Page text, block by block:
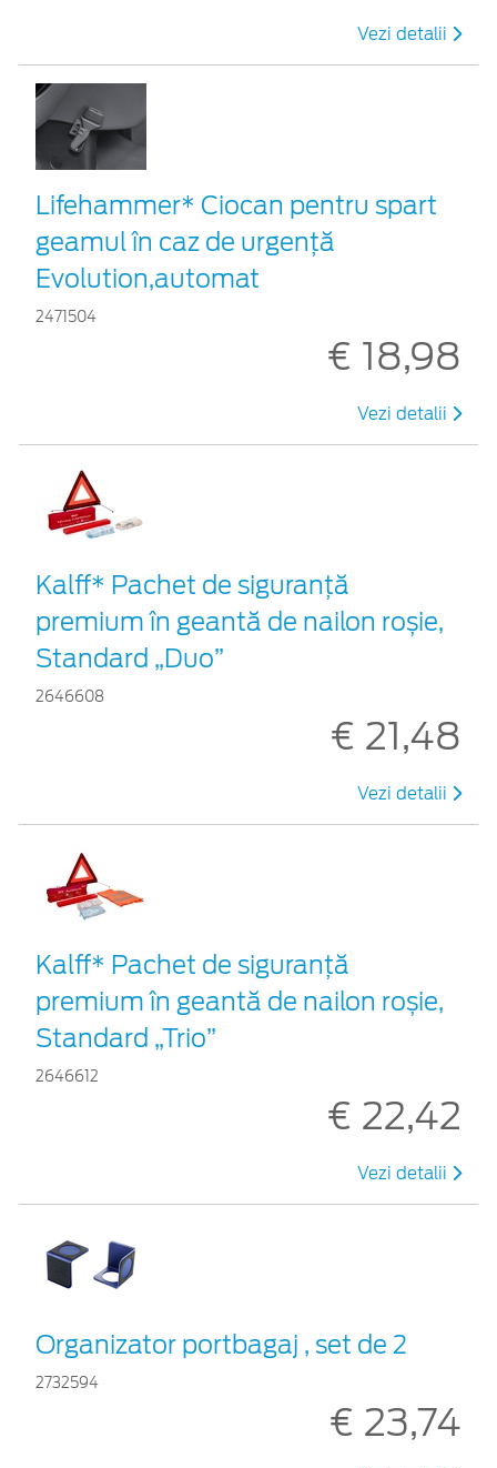
Vezi detalii
Lifehammer* Ciocan pentru spart
geamul în caz de urgenţă
Evolution,automat
2471504
€ 18,98
Vezi detalii
Kalff* Pachet de siguranţă
premium în geantă de nailon roșie,
Standard „Duo”
2646608
€ 21,48
Vezi detalii
Kalff* Pachet de siguranţă
premium în geantă de nailon roșie,
Standard „Trio”
2646612
€ 22,42
Vezi detalii
Organizator portbagaj , set de 2
2732594
€ 23,74